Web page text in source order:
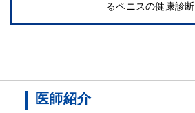
るペニスの健康診断
医師紹介